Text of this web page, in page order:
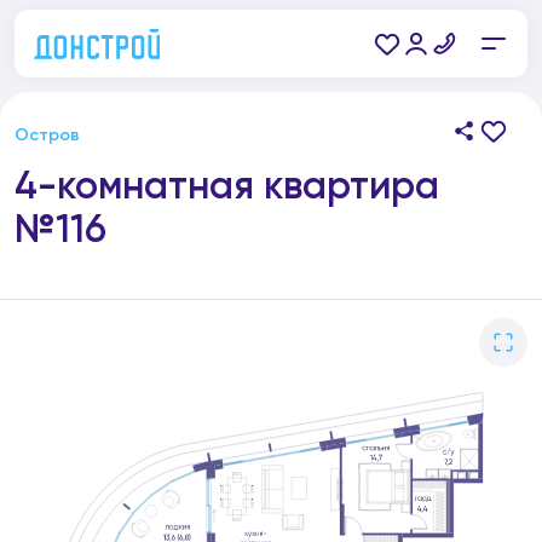
Остров
4-комнатная квартира
№116